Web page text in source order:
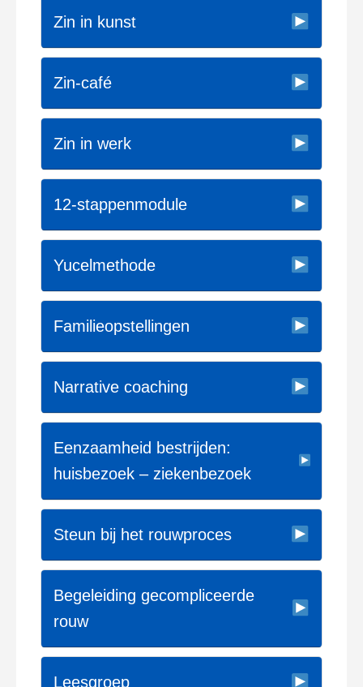
Zin in kunst
Zin-café
Zin in werk
12-stappenmodule
Yucelmethode
Familieopstellingen
Narrative coaching
Eenzaamheid bestrijden:
huisbezoek – ziekenbezoek
Steun bij het rouwproces
Begeleiding gecompliceerde
rouw
Leesgroep